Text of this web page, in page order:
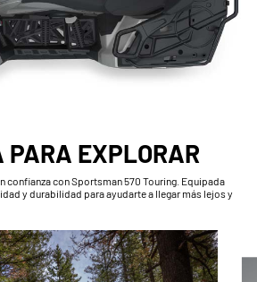
PARA EXPLORAR
confianza con Sportsman 570 Touring. Equipada
y durabilidad para ayudarte a llegar más lejos y